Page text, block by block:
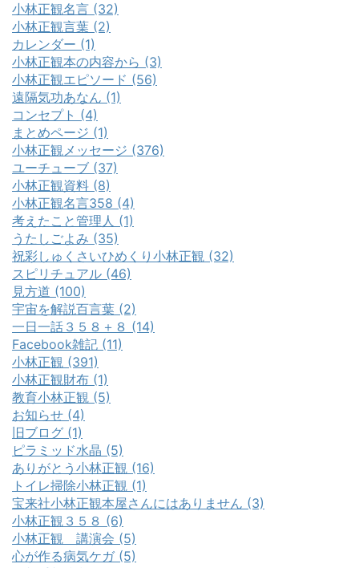
小林正観名言 (32)
小林正観言葉 (2)
カレンダー (1)
小林正観本の内容から (3)
小林正観エピソード (56)
遠隔気功あなん (1)
コンセプト (4)
まとめページ (1)
小林正観メッセージ (376)
ユーチューブ (37)
小林正観資料 (8)
小林正観名言358 (4)
考えたこと管理人 (1)
うたしごよみ (35)
祝彩しゅくさいひめくり小林正観 (32)
スピリチュアル (46)
見方道 (100)
宇宙を解説百言葉 (2)
一日一話３５８＋８ (14)
Facebook雑記 (11)
小林正観 (391)
小林正観財布 (1)
教育小林正観 (5)
お知らせ (4)
旧ブログ (1)
ピラミッド水晶 (5)
ありがとう小林正観 (16)
トイレ掃除小林正観 (1)
宝来社小林正観本屋さんにはありません (3)
小林正観３５８ (6)
小林正観 講演会 (5)
心が作る病気ケガ (5)